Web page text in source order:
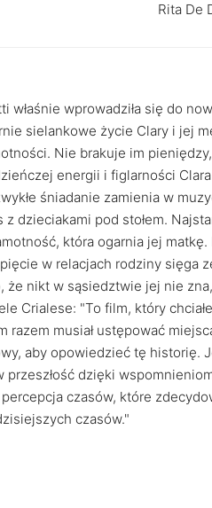
Rita De
właśnie wprowadziła się do
sielankowe życie Clary i jej
Nie brakuje im
energii i figlarności
śniadanie zamienia w
dzieciakami pod stołem.
która ogarnia jej
w relacjach rodziny sięga
że nikt w sąsiedztwie jej nie
Crialese: "To film, który
razem musiał ustępować
aby opowiedzieć tę
dzięki
czasów, które
czasów."